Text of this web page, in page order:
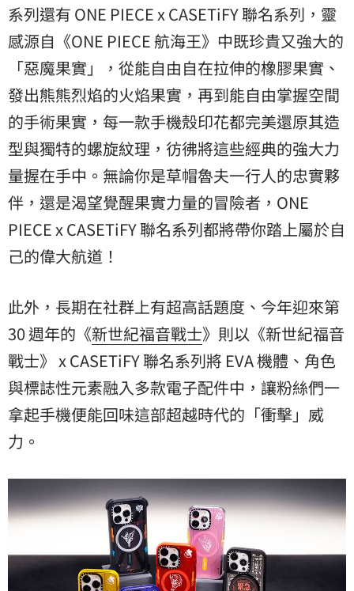
系列還有 ONE PIECE x CASETiFY 聯名系列，靈
感源自《ONE PIECE 航海王》中既珍貴又強大的
「惡魔果實」，從能自由自在拉伸的橡膠果實、
發出熊熊烈焰的火焰果實，再到能自由掌握空間
的手術果實，每一款手機殼印花都完美還原其造
型與獨特的螺旋紋理，彷彿將這些經典的強大力
量握在手中。無論你是草帽魯夫一行人的忠實夥
伴，還是渴望覺醒果實力量的冒險者，ONE
PIECE x CASETiFY 聯名系列都將帶你踏上屬於自
己的偉大航道！
此外，長期在社群上有超高話題度、今年迎來第
30 週年的《新世紀福音戰士》則以《新世紀福音
戰士》 x CASETiFY 聯名系列將 EVA 機體、角色
與標誌性元素融入多款電子配件中，讓粉絲們一
拿起手機便能回味這部超越時代的「衝擊」威
力。